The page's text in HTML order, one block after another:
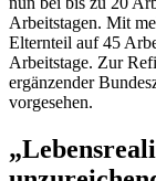
Arbeitstagen. Mit
Elternteil auf 45
Arbeitstage. Zur
ergänzender
vorgesehen.